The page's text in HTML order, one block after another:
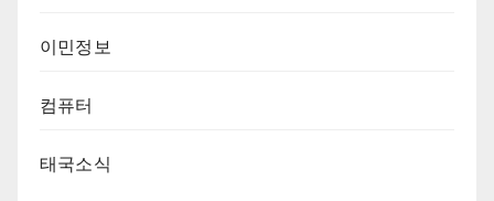
이민정보
컴퓨터
태국소식